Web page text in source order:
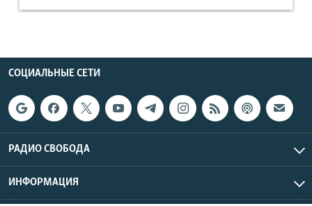
СОЦИАЛЬНЫЕ СЕТИ
РАДИО СВОБОДА
ИНФОРМАЦИЯ